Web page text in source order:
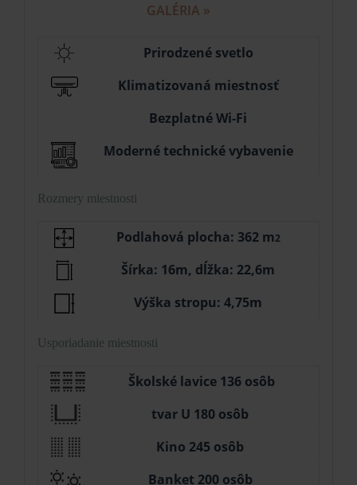
GALÉRIA »
Prirodzené svetlo
Klimatizovaná miestnosť
Bezplatné Wi-Fi
Moderné technické vybavenie
Rozmery miestnosti
Podlahová plocha: 362 m2
Šírka: 16m, dĺžka: 22,6m
Výška stropu: 4,75m
Usporiadanie miestnosti
Školské lavice 136 osôb
tvar U 180 osôb
Kino 245 osôb
Banket 200 osôb